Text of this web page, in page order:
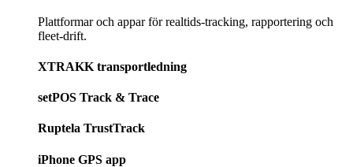
Plattformar och appar för realtids-tracking, rapportering och
fleet-drift.
XTRAKK transportledning
setPOS Track & Trace
Ruptela TrustTrack
iPhone GPS app